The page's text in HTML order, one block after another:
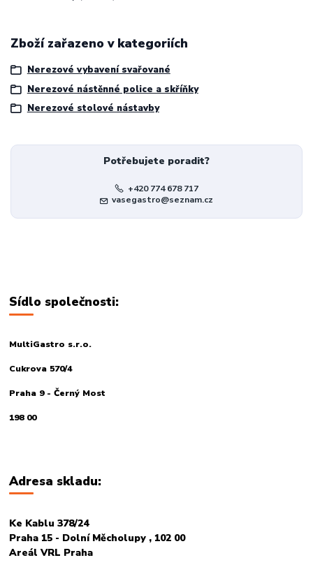
Zboží zařazeno v kategoriích
Nerezové vybavení svařované
Nerezové nástěnné police a skříňky
Nerezové stolové nástavby
Potřebujete poradit?
+420 774 678 717
vasegastro@seznam.cz
Sídlo společnosti:
MultiGastro s.r.o.
Cukrova 570/4
Praha 9 - Černý Most
198 00
Adresa skladu:
Ke Kablu 378/24
Praha 15 - Dolní Měcholupy , 102 00
Areál VRL Praha